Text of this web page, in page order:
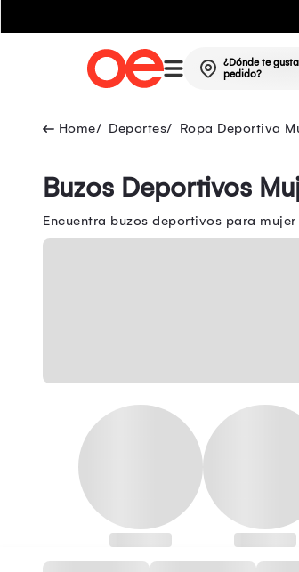
¿Dónde te
pedido?
Deportes Ropa Deportiva
Buzos Deportivos
Encuentra buzos deportivos para